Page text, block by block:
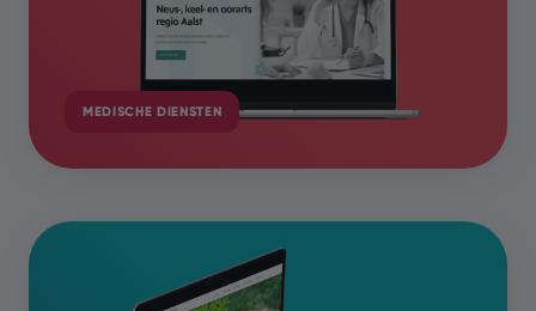
MEDISCHE DIENSTEN